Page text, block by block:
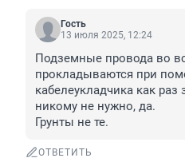
Гость
13 июля 2025, 12:24
Подземные провода во
прокладываются при
кабелеукладчика как
никому не нужно, да.
Грунты не те.
ОТВЕТИТЬ